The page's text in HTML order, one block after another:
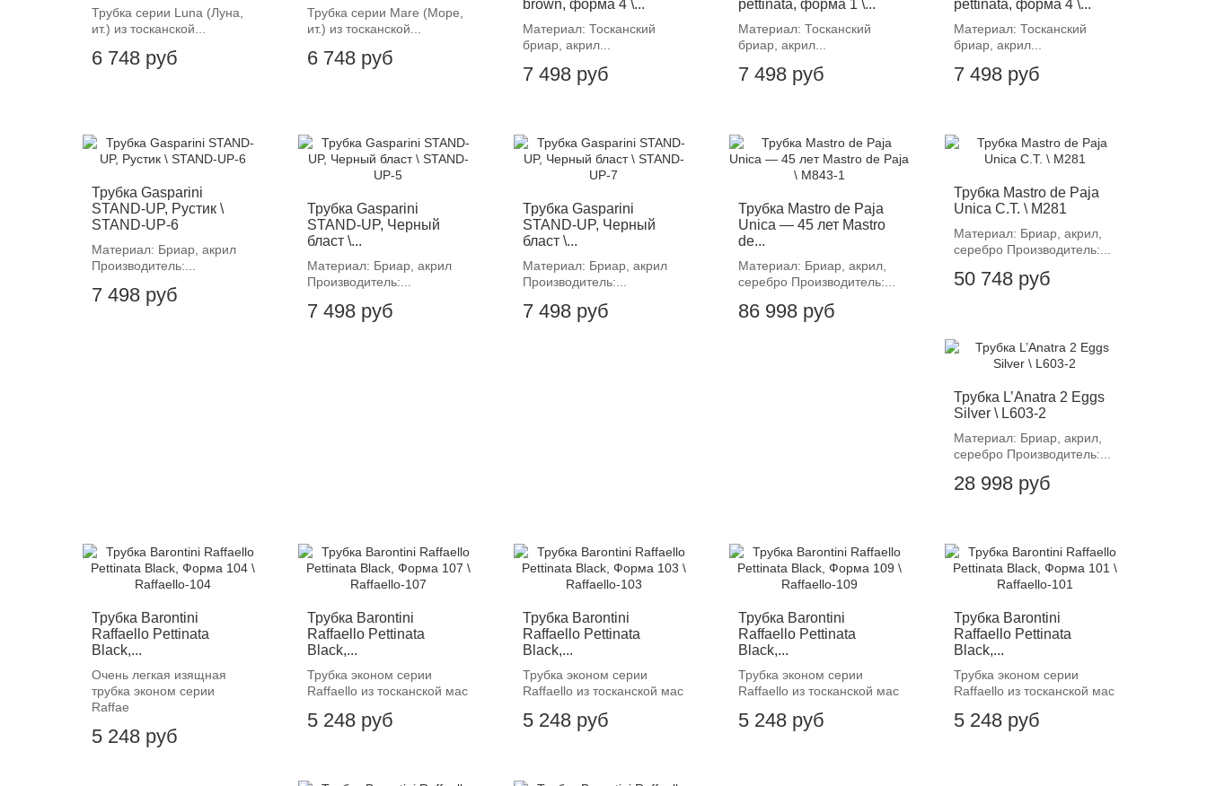
Трубка серии Luna (Луна,
ит.) из тосканской...
6 748 руб
Трубка серии Mare (Море,
ит.) из тосканской...
6 748 руб
brown, форма 4 \...
Материал: Тосканский
бриар, акрил...
7 498 руб
pettinata, форма 1 \...
Материал: Тосканский
бриар, акрил...
7 498 руб
pettinata, форма 4 \...
Материал: Тосканский
бриар, акрил...
7 498 руб
Трубка Gasparini
STAND-UP, Рустик \
STAND-UP-6
Материал: Бриар, акрил
Производитель:...
7 498 руб
Трубка Gasparini
STAND-UP, Черный
бласт \...
Материал: Бриар, акрил
Производитель:...
7 498 руб
Трубка Gasparini
STAND-UP, Черный
бласт \...
Материал: Бриар, акрил
Производитель:...
7 498 руб
Трубка Mastro de Paja
Unica — 45 лет Mastro
de...
Материал: Бриар, акрил,
серебро Производитель:...
86 998 руб
Трубка Mastro de Paja
Unica C.T. \ M281
Материал: Бриар, акрил,
серебро Производитель:...
50 748 руб
Трубка L’Anatra 2 Eggs
Silver \ L603-2
Материал: Бриар, акрил,
серебро Производитель:...
28 998 руб
Трубка Barontini
Raffaello Pettinata
Black,...
Очень легкая изящная
трубка эконом серии
Raffae
5 248 руб
Трубка Barontini
Raffaello Pettinata
Black,...
Трубка эконом серии
Raffaello из тосканской мас
5 248 руб
Трубка Barontini
Raffaello Pettinata
Black,...
Трубка эконом серии
Raffaello из тосканской мас
5 248 руб
Трубка Barontini
Raffaello Pettinata
Black,...
Трубка эконом серии
Raffaello из тосканской мас
5 248 руб
Трубка Barontini
Raffaello Pettinata
Black,...
Трубка эконом серии
Raffaello из тосканской мас
5 248 руб